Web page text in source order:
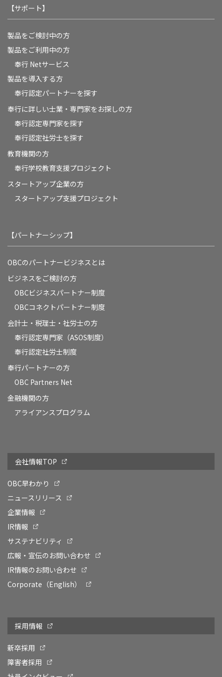
【サポート】
製品をご検討中の方
製品をご利用中の方
奉行 Netサービス
製品を導入する方
奉行認定パートナーを探す
奉行に詳しい士業・専門家をお探しの方
奉行認定専門家を探す
奉行認定社労士を探す
教育機関の方
奉⾏学校教育⽀援プロジェクト
スタートアップ企業の方
スタートアップ支援プロジェクト
【パートナーシップ】
OBCのパートナービジネスとは
ビジネスをご検討の方
OBCビジネスパートナー制度
OBCコネクトパートナー制度
会計士・税理士・社労士の方
奉行認定専門家（ASOS制度）
奉行認定社労士制度
奉行パートナーの方
OBC Partners Net
金融機関の方
アライアンスプログラム
会社情報TOP
OBC早わかり
ニュースリリース
企業情報
IR情報
サステナビリティ
広報・宣伝のお問い合わせ
IR情報のお問い合わせ
Corporate（English）
採用情報
新卒採用
障害者採用